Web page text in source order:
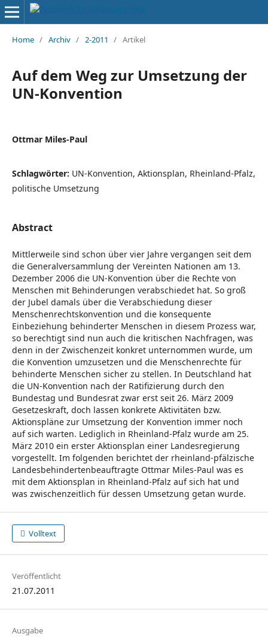
Home / Archiv / 2-2011 / Artikel
Auf dem Weg zur Umsetzung der
UN-Konvention
Ottmar Miles-Paul
Schlagwörter: UN-Konvention, Aktionsplan, Rheinland-Pfalz,
politische Umsetzung
Abstract
Mittlerweile sind schon über vier Jahre vergangen seit dem
die Generalversammlung der Vereinten Nationen am 13.
Dezember 2006 die UN-Konvention über die Rechte von
Menschen mit Behinderungen verabschiedet hat. So groß
der Jubel damals über die Verabschiedung dieser
Menschenrechtskonvention und die konsequente
Einbeziehung behinderter Menschen in diesem Prozess war,
so berechtigt sind nun auch die kritischen Nachfragen, was
denn in der Zwischenzeit konkret unternommen wurde, um
die Konvention umzusetzen und die Menschenrechte für
behinderte Menschen sicher zu stellen. In Deutschland hat
die UN-Konvention nach der Ratifizierung durch den
Bundestag und Bundesrat zwar erst seit 26. März 2009
Gesetzeskraft, doch lassen konkrete Aktivitäten bzw.
Aktionspläne zur Umsetzung der Konvention immer noch
auf sich warten. Lediglich in Rheinland-Pfalz wurde am 25.
März 2010 ein erster Aktionsplan einer Landesregierung
vorgestellt. Im folgenden berichtet der rheinland-pfälzische
Landesbehindertenbeauftragte Ottmar Miles-Paul was es
mit dem Aktionsplan in Rheinland-Pfalz auf sich hat und
was zwischenzeitlich für dessen Umsetzung getan wurde.
Volltext
Veröffentlicht
21.07.2011
Ausgabe